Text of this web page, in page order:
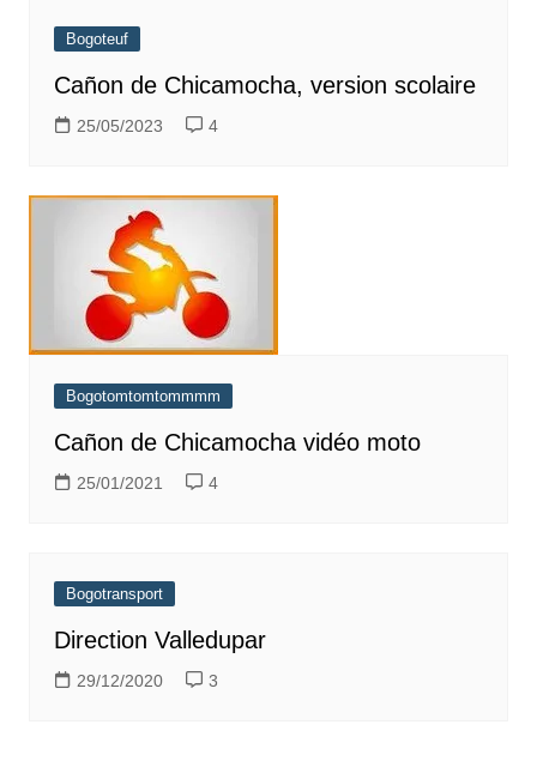
Bogoteuf
Cañon de Chicamocha, version scolaire
25/05/2023 4
Bogotomtomtommmm
Cañon de Chicamocha vidéo moto
25/01/2021 4
Bogotransport
Direction Valledupar
29/12/2020 3